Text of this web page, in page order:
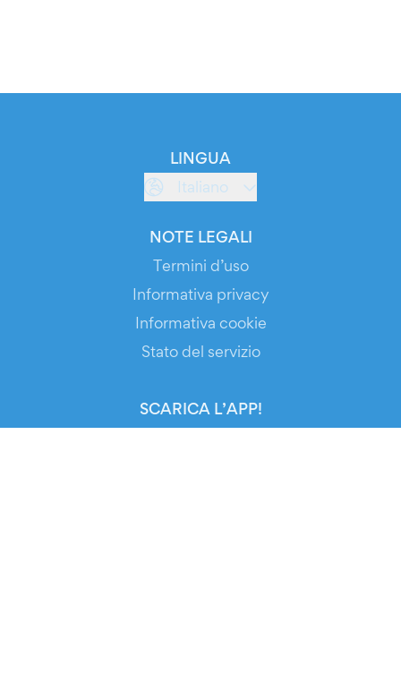
LINGUA
Italiano
NOTE LEGALI
Termini d’uso
Informativa privacy
Informativa cookie
Stato del servizio
SCARICA L’APP!